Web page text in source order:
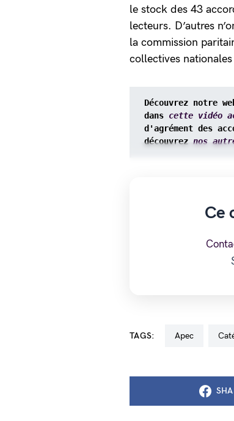
le stock des 43
lecteurs. D’autres
la commission
collectives
Découvrez notre
dans cette vidéo
d'agrément des
découvrez nos
Ce
TAGS: Apec